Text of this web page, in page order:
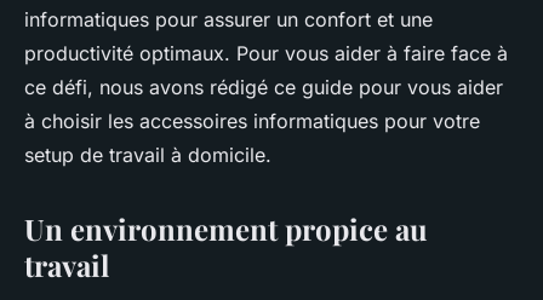
informatiques pour assurer un confort et une
productivité optimaux. Pour vous aider à faire face à
ce défi, nous avons rédigé ce guide pour vous aider
à choisir les accessoires informatiques pour votre
setup de travail à domicile.
Un environnement propice au
travail